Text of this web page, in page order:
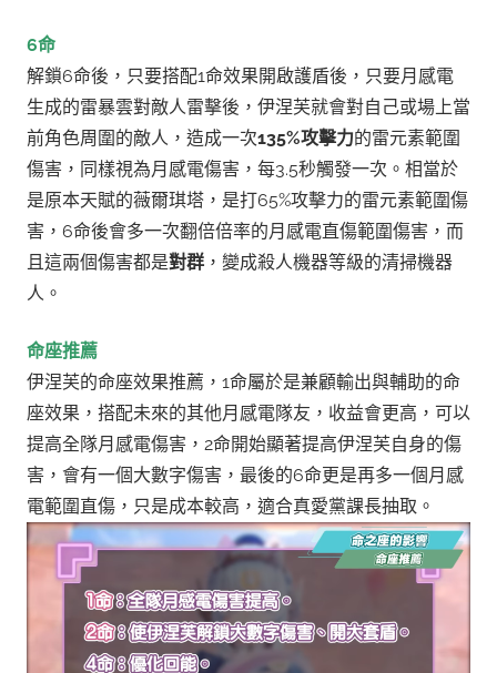
6命
解鎖6命後，只要搭配1命效果開啟護盾後，只要月感電
生成的雷暴雲對敵人雷擊後，伊涅芙就會對自己或場上當
前角色周圍的敵人，造成一次135%攻擊力的雷元素範圍
傷害，同樣視為月感電傷害，每3.5秒觸發一次。相當於
是原本天賦的薇爾琪塔，是打65%攻擊力的雷元素範圍傷
害，6命後會多一次翻倍倍率的月感電直傷範圍傷害，而
且這兩個傷害都是對群 ，變成殺人機器等級的清掃機器
人。
命座推薦
伊涅芙的命座效果推薦，1命屬於是兼顧輸出與輔助的命
座效果，搭配未來的其他月感電隊友，收益會更高，可以
提高全隊月感電傷害，2命開始顯著提高伊涅芙自身的傷
害，會有一個大數字傷害，最後的6命更是再多一個月感
電範圍直傷，只是成本較高，適合真愛黨課長抽取。